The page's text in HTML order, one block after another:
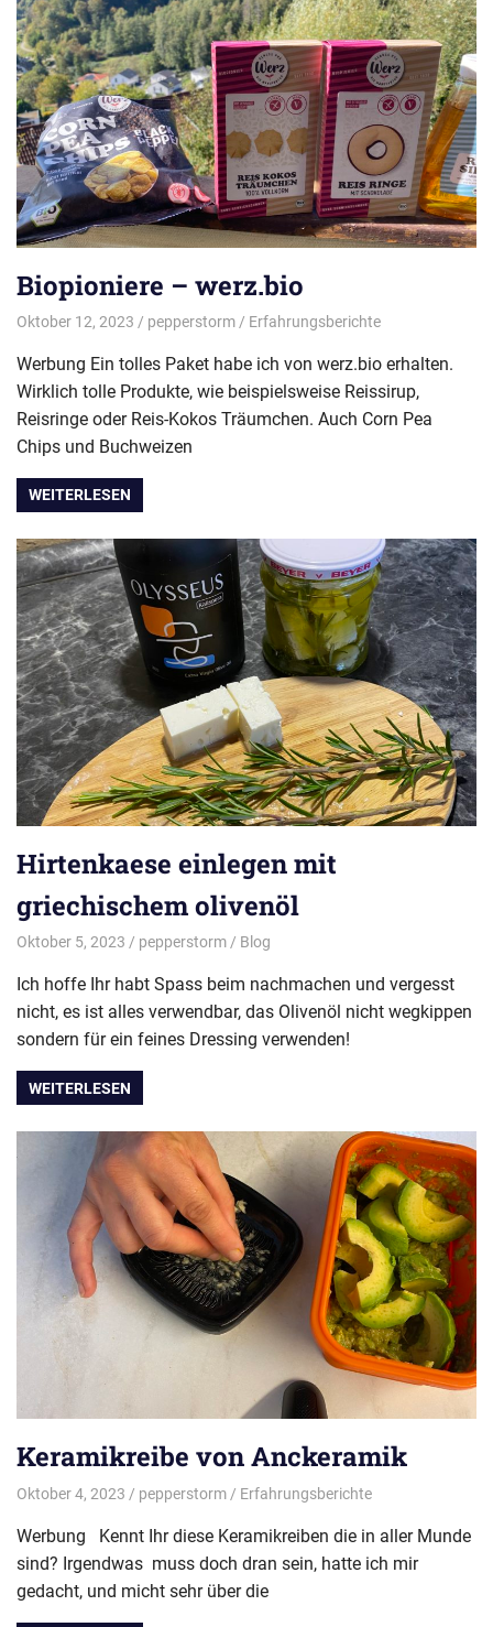
Biopioniere – werz.bio
Oktober 12, 2023 pepperstorm Erfahrungsberichte
Werbung Ein tolles Paket habe ich von werz.bio erhalten.
Wirklich tolle Produkte, wie beispielsweise Reissirup,
Reisringe oder Reis-Kokos Träumchen. Auch Corn Pea
Chips und Buchweizen
WEITERLESEN
Hirtenkaese einlegen mit
griechischem olivenöl
Oktober 5, 2023 pepperstorm Blog
Ich hoffe Ihr habt Spass beim nachmachen und vergesst
nicht, es ist alles verwendbar, das Olivenöl nicht wegkippen
sondern für ein feines Dressing verwenden!
WEITERLESEN
Keramikreibe von Anckeramik
Oktober 4, 2023 pepperstorm Erfahrungsberichte
Werbung Kennt Ihr diese Keramikreiben die in aller Munde
sind? Irgendwas muss doch dran sein, hatte ich mir
gedacht, und micht sehr über die